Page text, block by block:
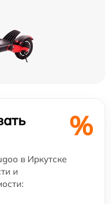
%
в Иркутске
и